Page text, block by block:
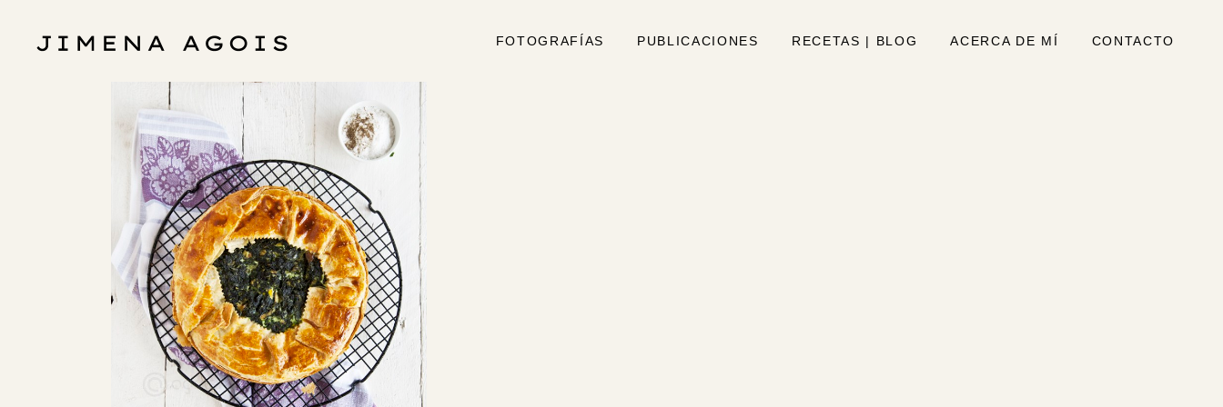
FOTOGRAFÍAS PUBLICACIONES RECETAS | BLOG ACERCA DE MÍ CONTACTO